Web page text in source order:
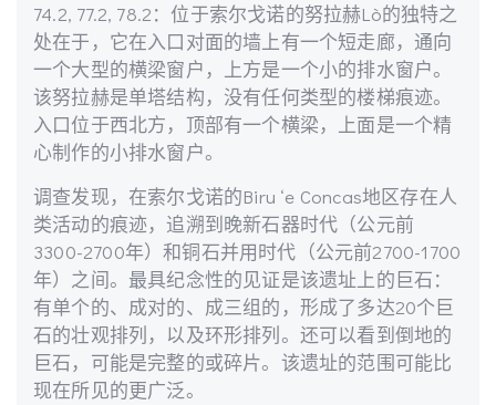
74.2, 77.2, 78.2：位于索尔戈诺的努拉赫Lò的独特之
处在于，它在入口对面的墙上有一个短走廊，通向
一个大型的横梁窗户，上方是一个小的排水窗户。
该努拉赫是单塔结构，没有任何类型的楼梯痕迹。
入口位于西北方，顶部有一个横梁，上面是一个精
心制作的小排水窗户。
调查发现，在索尔戈诺的Biru ‘e Concas地区存在人
类活动的痕迹，追溯到晚新石器时代（公元前
3300-2700年）和铜石并用时代（公元前2700-1700
年）之间。最具纪念性的见证是该遗址上的巨石：
有单个的、成对的、成三组的，形成了多达20个巨
石的壮观排列，以及环形排列。还可以看到倒地的
巨石，可能是完整的或碎片。该遗址的范围可能比
现在所见的更广泛。